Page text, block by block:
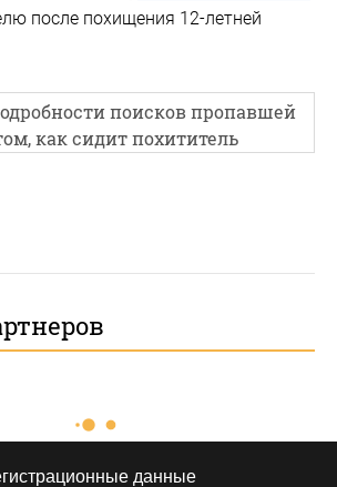
после похищения 12-летней
поисков пропавшей
как сидит похититель
данные